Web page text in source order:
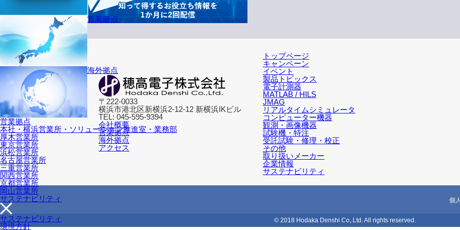
営業拠点
海外拠点
営業拠点
本社・横浜営業所・ソリューション推進室・業務部
厚木営業所
東京営業所
浜松営業所
名古屋営業所
三重営業所
関西営業所
京都営業所
岡山営業所
サステナビリティ
サステナビリティ
環境方針
〒222-0033
横浜市港北区新横浜2-12-12 新横浜IKビル
TEL: 045-595-9394
会社概要
営業拠点
海外拠点
アクセス
トップページ
キャンペーン
イベント
製品トピックス
電子計測器
MATLAB / HILS
JMAG
リアルタイムシミュレータ
コンピューター機器
観測・画像機器
試験機・特注
受託試験・修理・校正
その他
取り扱いメーカー
企業情報
サステナビリティ
個
© 2018 Hodaka Denshi Co,.Ltd. All rights reserved.